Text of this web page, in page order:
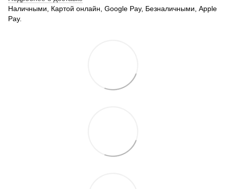
Наличными, Картой онлайн, Google Pay, Безналичными, Apple
Pay.